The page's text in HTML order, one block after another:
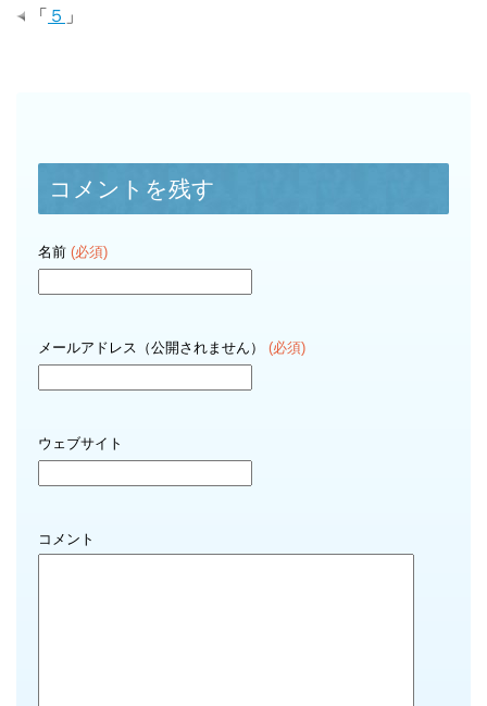
「 ５ 」
コメントを残す
名前 (必須)
メールアドレス（公開されません） (必須)
ウェブサイト
コメント